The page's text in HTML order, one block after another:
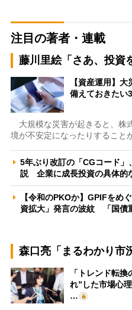
注目の著者・連載
藤川里絵「さあ、投資
【資産運用】
備えておきたい
大規模な災害が起きると、株
境が不安定になったりすること
5年ぶり改訂の「CGコード
説 企業に成長投資の具体的
【令和のPKOか】GPIFをめ
資拡大」発言の波紋 「国債
森口亮「まるわかり市
「トレンド転
れ”した市場心
…